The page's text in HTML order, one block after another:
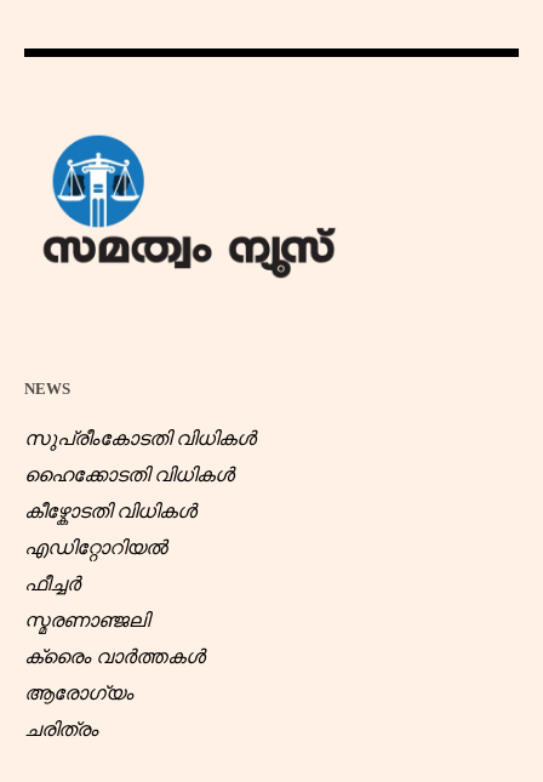
NEWS
സുപ്രീംകോടതി വിധികൾ
ഹൈക്കോടതി വിധികൾ
കീഴ്കോടതി വിധികൾ
എഡിറ്റോറിയൽ
ഫീച്ചർ
സ്മരണാഞ്ജലി
ക്രൈം വാർത്തകൾ
ആരോഗ്യം
ചരിത്രം